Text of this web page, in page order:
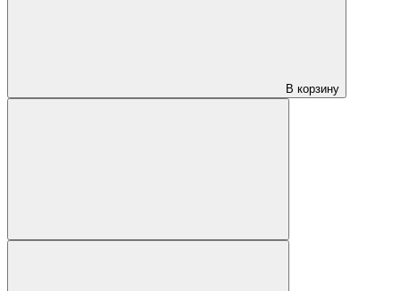
В корзину